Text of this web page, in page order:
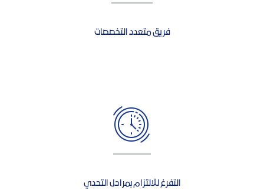
فريق متعدد التخصصات
التفرغ للالتزام بمراحل التحدي